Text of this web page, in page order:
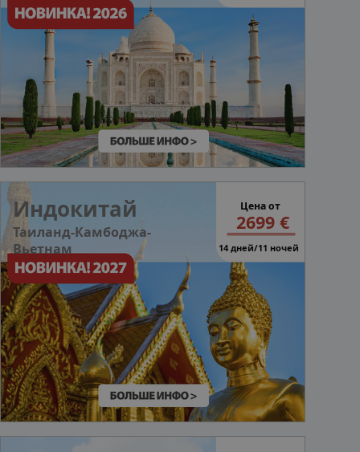
Индокитай
Таиланд-Камбоджа-
Вьетнам
Цена от
2699 €
14 дней/11 ночей